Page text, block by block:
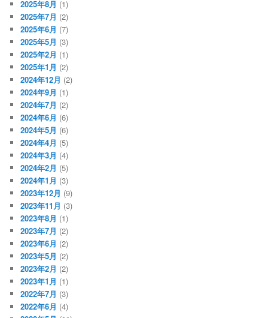
2025年8月 (1)
2025年7月 (2)
2025年6月 (7)
2025年5月 (3)
2025年2月 (1)
2025年1月 (2)
2024年12月 (2)
2024年9月 (1)
2024年7月 (2)
2024年6月 (6)
2024年5月 (6)
2024年4月 (5)
2024年3月 (4)
2024年2月 (5)
2024年1月 (3)
2023年12月 (9)
2023年11月 (3)
2023年8月 (1)
2023年7月 (2)
2023年6月 (2)
2023年5月 (2)
2023年2月 (2)
2023年1月 (1)
2022年7月 (3)
2022年6月 (4)